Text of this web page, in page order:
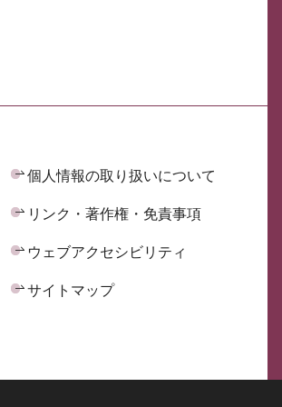
個人情報の取り扱いについて
リンク・著作権・免責事項
ウェブアクセシビリティ
サイトマップ